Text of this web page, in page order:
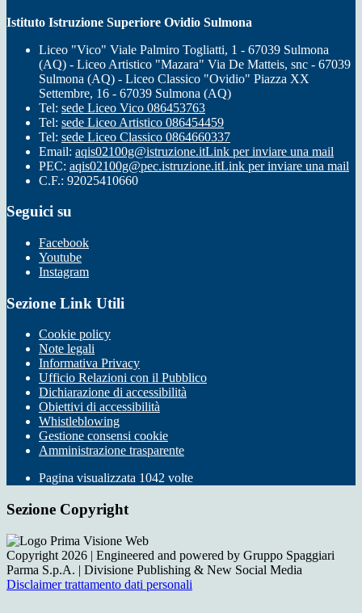
Istituto Istruzione Superiore Ovidio Sulmona
Liceo "Vico" Viale Palmiro Togliatti, 1 - 67039 Sulmona
(AQ) - Liceo Artistico "Mazara" Via De Matteis, snc - 67039
Sulmona (AQ) - Liceo Classico "Ovidio" Piazza XX
Settembre, 16 - 67039 Sulmona (AQ)
Tel: sede Liceo Vico 086453763
Tel: sede Liceo Artistico 086454459
Tel: sede Liceo Classico 0864660337
Email: aqis02100g@istruzione.itLink per inviare una mail
PEC: aqis02100g@pec.istruzione.itLink per inviare una mail
C.F.: 92025410660
Seguici su
Facebook
Youtube
Instagram
Sezione Link Utili
Cookie policy
Note legali
Informativa Privacy
Ufficio Relazioni con il Pubblico
Dichiarazione di accessibilità
Obiettivi di accessibilità
Whistleblowing
Gestione consensi cookie
Amministrazione trasparente
Pagina visualizzata 1042 volte
Sezione Copyright
Copyright 2026 | Engineered and powered by Gruppo Spaggiari
Parma S.p.A. | Divisione Publishing & New Social Media
Disclaimer trattamento dati personali